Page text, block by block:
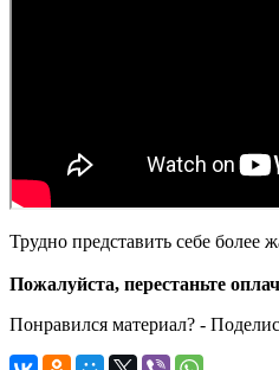
Трудно представить себе более
Пожалуйста, перестаньте
Понравился материал? -